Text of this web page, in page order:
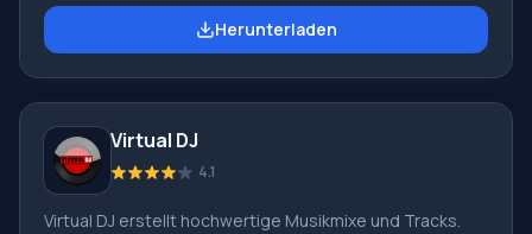
Discs. Unterstützt DiscT@2, LabelFlash und LightScribe
Bildanwendungstechnologie. Es gibt Versionen des
Herunterladen
Virtual DJ
4.1
Virtual DJ erstellt hochwertige Musikmixe und Tracks.